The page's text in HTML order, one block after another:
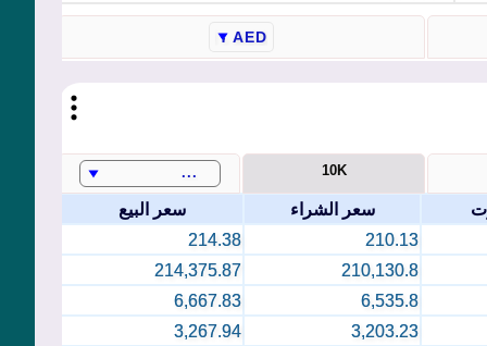
10K
سعر الشراء
سعر البيع
210.13
214.38
210,130.8
214,375.87
6,535.8
6,667.83
3,203.23
3,267.94